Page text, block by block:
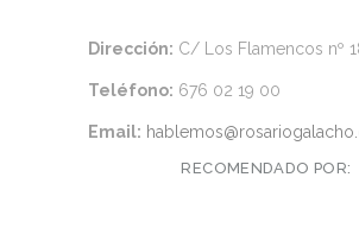
Dirección: C/ Los Flamencos nº
Teléfono: 676 02 19 00
Email:
RECOMENDADO POR: